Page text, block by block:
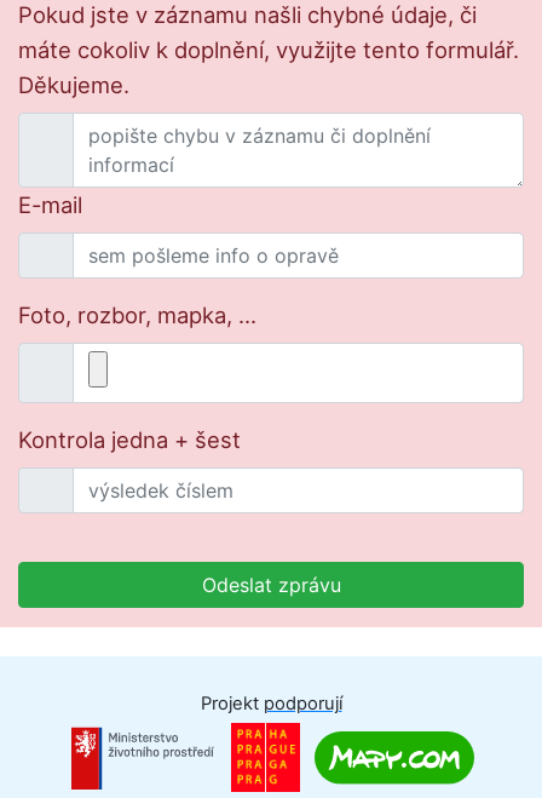
Pokud jste v záznamu našli chybné údaje, či
máte cokoliv k doplnění, využijte tento formulář.
Děkujeme.
E-mail
Foto, rozbor, mapka, ...
Kontrola jedna + šest
Odeslat zprávu
Projekt podporují